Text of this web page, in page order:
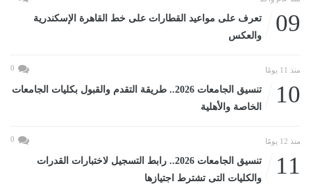
09
تعرف على مواعيد القطارات على خط القاهرة الإسكندرية
والعكس
منذ 11 يومًا 0
10
تنسيق الجامعات 2026.. طريقة التقدم والقبول بكليات الجامعات
الخاصة والأهلية
منذ 12 يومًا 0
11
تنسيق الجامعات 2026.. رابط التسجيل لاختبارات القدرات
والكليات التى تشترط اجتيازها